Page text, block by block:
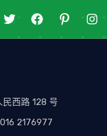
推 在
F
a
o
上
图
-
I
n
s
西路 128 号
2176977